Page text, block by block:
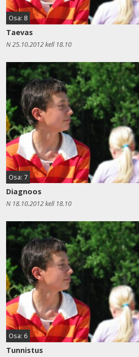
Osa: 8
Taevas
N 25.10.2012 kell 18.10
Osa: 7
Diagnoos
N 18.10.2012 kell 18.10
Osa: 6
Tunnistus